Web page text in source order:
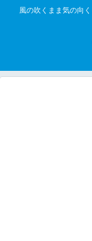
風の吹くまま気の向